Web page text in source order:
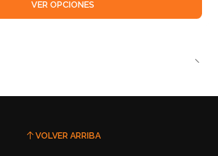
VER OPCIONES
VOLVER ARRIBA